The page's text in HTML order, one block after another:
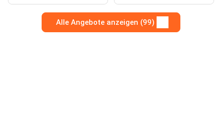
Alle Angebote anzeigen (99)